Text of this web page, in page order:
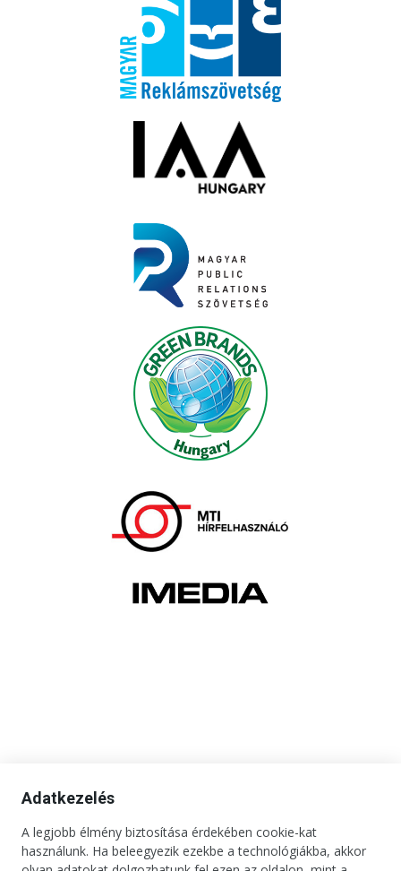
Adatkezelés
A legjobb élmény biztosítása érdekében cookie-kat
használunk. Ha beleegyezik ezekbe a technológiákba, akkor